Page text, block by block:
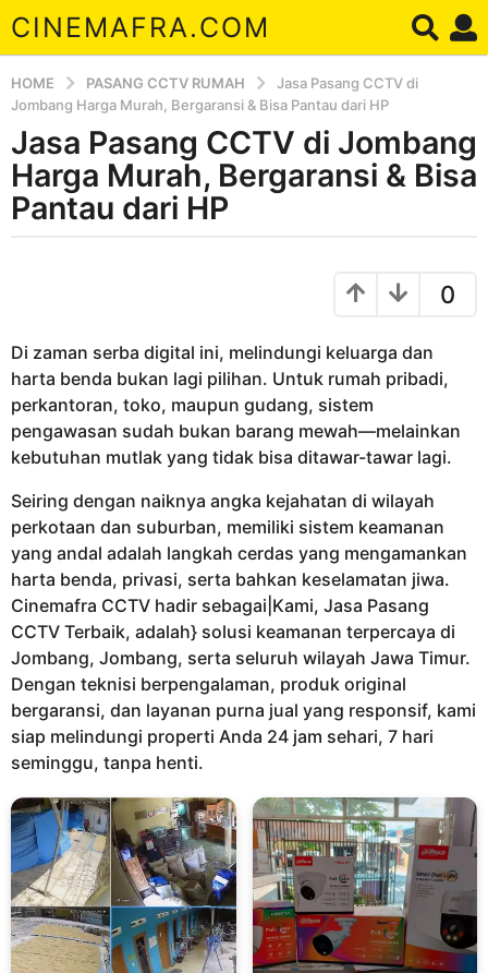
CINEMAFRA.COM
HOME PASANG CCTV RUMAH
Jasa Pasang CCTV di
Jombang Harga Murah, Bergaransi & Bisa Pantau dari HP
t
a
h
o
5
t
a
h
n
a
g
o
Jasa Pasang CCTV di Jombang
Harga Murah, Bergaransi & Bisa
Pantau dari HP
d
a
0
Di zaman serba digital ini, melindungi keluarga dan
harta benda bukan lagi pilihan. Untuk rumah pribadi,
perkantoran, toko, maupun gudang, sistem
pengawasan sudah bukan barang mewah—melainkan
kebutuhan mutlak yang tidak bisa ditawar-tawar lagi.
Seiring dengan naiknya angka kejahatan di wilayah
perkotaan dan suburban, memiliki sistem keamanan
yang andal adalah langkah cerdas yang mengamankan
harta benda, privasi, serta bahkan keselamatan jiwa.
Cinemafra CCTV hadir sebagai|Kami, Jasa Pasang
CCTV Terbaik, adalah} solusi keamanan terpercaya di
Jombang, Jombang, serta seluruh wilayah Jawa Timur.
Dengan teknisi berpengalaman, produk original
bergaransi, dan layanan purna jual yang responsif, kami
siap melindungi properti Anda 24 jam sehari, 7 hari
seminggu, tanpa henti.